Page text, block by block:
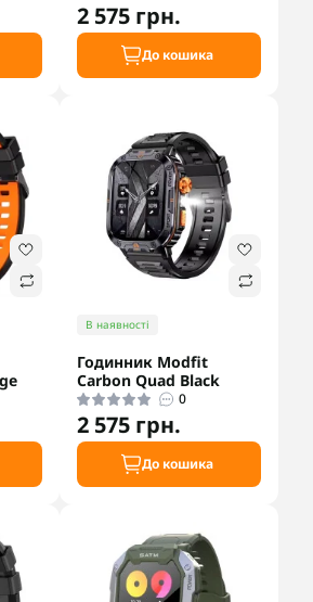
2 575 грн.
До кошика
В наявності
Годинник Modfit
Carbon Quad Black
0
2 575 грн.
До кошика